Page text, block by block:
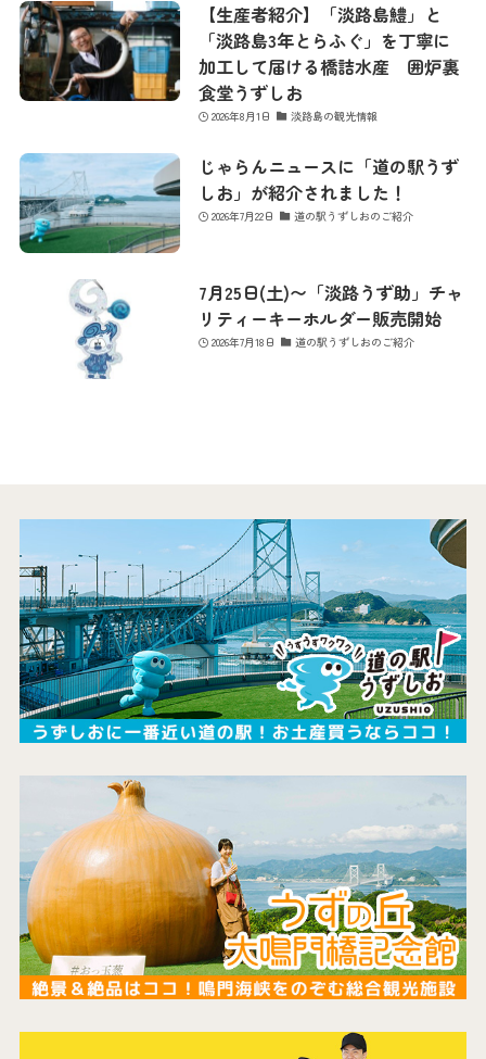
【生産者紹介】「淡路島鱧」と
「淡路島3年とらふぐ」を丁寧に
加工して届ける橋詰水産 囲炉裏
食堂うずしお
2026年8月1日 淡路島の観光情報
じゃらんニュースに「道の駅うず
しお」が紹介されました！
2026年7月22日 道の駅うずしおのご紹介
7月25日(土)〜「淡路うず助」チャ
リティーキーホルダー販売開始
2026年7月18日 道の駅うずしおのご紹介